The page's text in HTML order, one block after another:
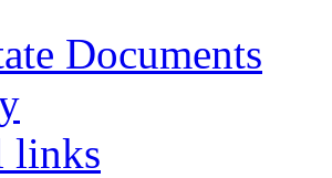
Documents
links